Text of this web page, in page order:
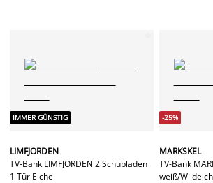
IMMER GÜNSTIG
LIMFJORDEN
TV-Bank LIMFJORDEN 2 Schubladen
1 Tür Eiche
-25%
MARKSKEL
TV-Bank
weiß/